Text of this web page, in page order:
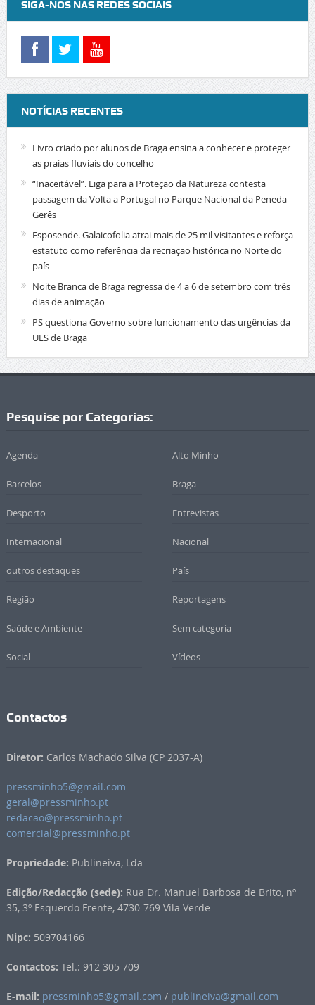
SIGA-NOS NAS REDES SOCIAIS
NOTÍCIAS RECENTES
Livro criado por alunos de Braga ensina a conhecer e proteger
as praias fluviais do concelho
“Inaceitável”. Liga para a Proteção da Natureza contesta
passagem da Volta a Portugal no Parque Nacional da Peneda-
Gerês
Esposende. Galaicofolia atrai mais de 25 mil visitantes e reforça
estatuto como referência da recriação histórica no Norte do
país
Noite Branca de Braga regressa de 4 a 6 de setembro com três
dias de animação
PS questiona Governo sobre funcionamento das urgências da
ULS de Braga
Pesquise por Categorias:
Agenda Alto Minho
Barcelos Braga
Desporto Entrevistas
Internacional Nacional
outros destaques País
Região Reportagens
Saúde e Ambiente Sem categoria
Social Vídeos
Contactos
Diretor: Carlos Machado Silva (CP 2037-A)
pressminho5@gmail.com
geral@pressminho.pt
redacao@pressminho.pt
comercial@pressminho.pt
Propriedade: Publineiva, Lda
Edição/Redacção (sede): Rua Dr. Manuel Barbosa de Brito, nº
35, 3º Esquerdo Frente, 4730-769 Vila Verde
Nipc: 509704166
Contactos: Tel.: 912 305 709
E-mail: pressminho5@gmail.com / publineiva@gmail.com